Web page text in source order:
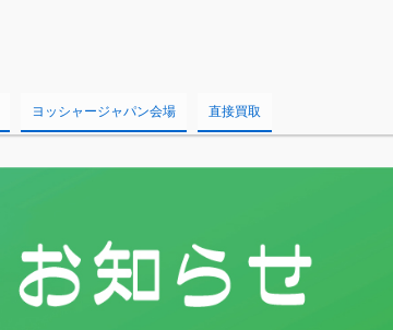
ヨッシャージャパン会場 直接買取